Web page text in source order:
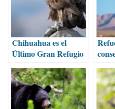
Chihuahua es el
Último Gran Refugio